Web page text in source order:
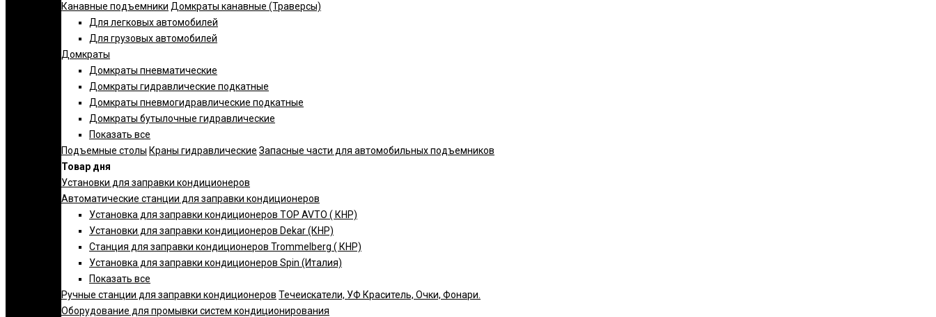
Канавные подъемники Домкраты канавные (Траверсы)
Для легковых автомобилей
Для грузовых автомобилей
Домкраты
Домкраты пневматические
Домкраты гидравлические подкатные
Домкраты пневмогидравлические подкатные
Домкраты бутылочные гидравлические
Показать все
Подъемные столы Краны гидравлические Запасные части для автомобильных подъемников
Товар дня
Установки для заправки кондиционеров
Автоматические станции для заправки кондиционеров
Установка для заправки кондиционеров TOP AVTO ( КНР)
Установки для заправки кондиционеров Dekar (КНР)
Станция для заправки кондиционеров Trommelberg ( КНР)
Установка для заправки кондиционеров Spin (Италия)
Показать все
Ручные станции для заправки кондиционеров Течеискатели, УФ Краситель, Очки, Фонари.
Оборудование для промывки систем кондиционирования